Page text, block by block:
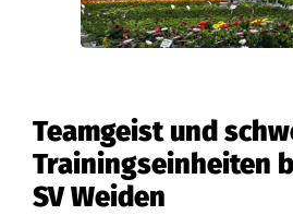
Teamgeist und
Trainingseinheiten
SV Weiden